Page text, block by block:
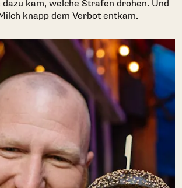
kam, welche Strafen drohen. Und
knapp dem Verbot entkam.